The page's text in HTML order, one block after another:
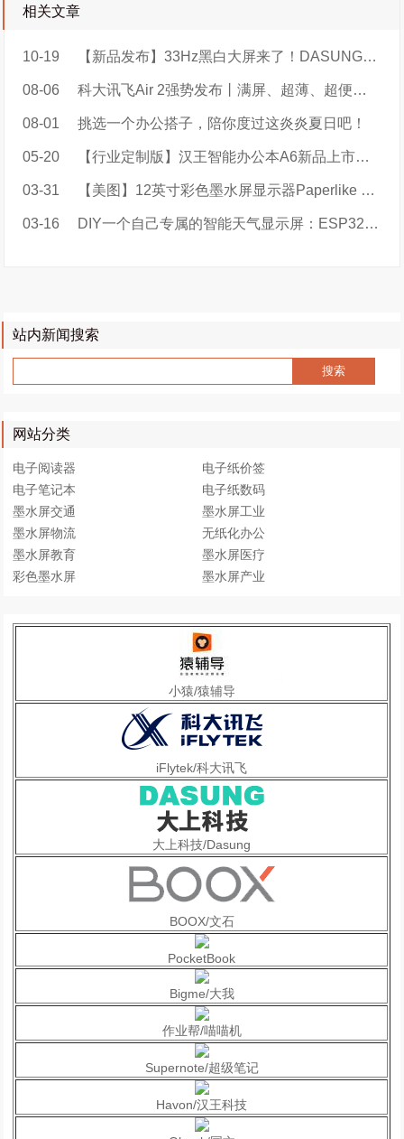
相关文章
10-19 【新品发布】33Hz黑白大屏来了！DASUNG新一代超高刷墨水屏显示器Paperlike 253（革命者），遥遥领先！
08-06 科大讯飞Air 2强势发布丨满屏、超薄、超便捷，AIAide更懂你！
08-01 挑选一个办公搭子，陪你度过这炎炎夏日吧！
05-20 【行业定制版】汉王智能办公本A6新品上市：智会议，轻办公
03-31 【美图】12英寸彩色墨水屏显示器Paperlike Color实拍大放送
03-16 DIY一个自己专属的智能天气显示屏：ESP32-Weather-EPD
站内新闻搜索
网站分类
电子阅读器
电子纸价签
电子笔记本
电子纸数码
墨水屏交通
墨水屏工业
墨水屏物流
无纸化办公
墨水屏教育
墨水屏医疗
彩色墨水屏
墨水屏产业
小猿/猿辅导
iFlytek/科大讯飞
大上科技/Dasung
BOOX/文石
PocketBook
Bigme/大我
作业帮/喵喵机
Supernote/超级笔记
Havon/汉王科技